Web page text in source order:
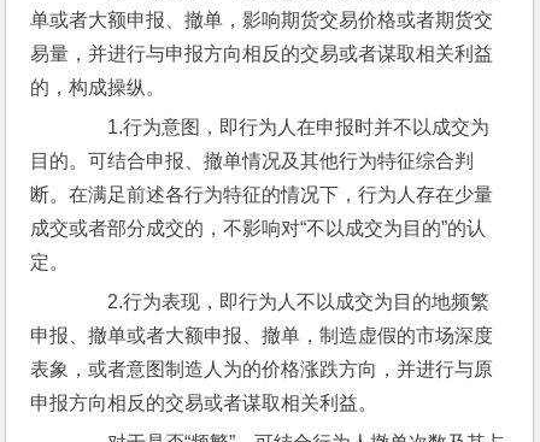
单或者大额申报、撤单，影响期货交易价格或者期货交
易量，并进行与申报方向相反的交易或者谋取相关利益
的，构成操纵。
1.行为意图，即行为人在申报时并不以成交为
目的。可结合申报、撤单情况及其他行为特征综合判
断。在满足前述各行为特征的情况下，行为人存在少量
成交或者部分成交的，不影响对“不以成交为目的”的认
定。
2.行为表现，即行为人不以成交为目的地频繁
申报、撤单或者大额申报、撤单，制造虚假的市场深度
表象，或者意图制造人为的价格涨跌方向，并进行与原
申报方向相反的交易或者谋取相关利益。